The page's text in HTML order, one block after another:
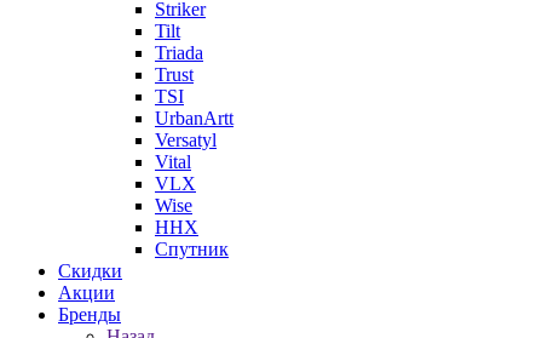
Striker
Tilt
Triada
Trust
TSI
UrbanArtt
Versatyl
Vital
VLX
Wise
ННХ
Спутник
Скидки
Акции
Бренды